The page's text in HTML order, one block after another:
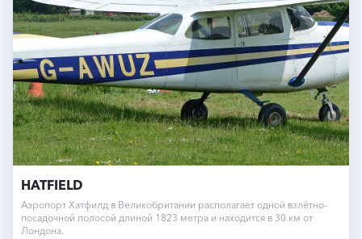
HATFIELD
Аэропорт Хатфилд в Великобритании располагает одной взлётно-
посадочной полосой длиной 1823 метра и находится в 30 км от
Лондона.